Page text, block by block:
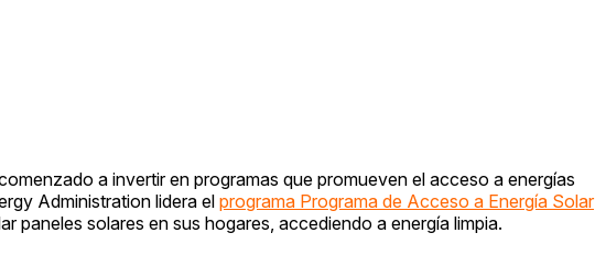
a invertir en programas que promueven el acceso a energías
Administration lidera el programa Programa de Acceso a Energía Solar
paneles solares en sus hogares, accediendo a energía limpia.